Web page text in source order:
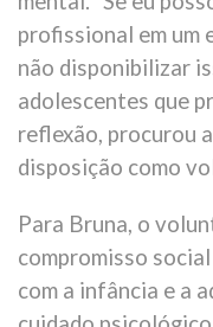
profissional em um
não disponibilizar
adolescentes que
reflexão, procurou
disposição como
Para Bruna, o
compromisso
com a infância e a